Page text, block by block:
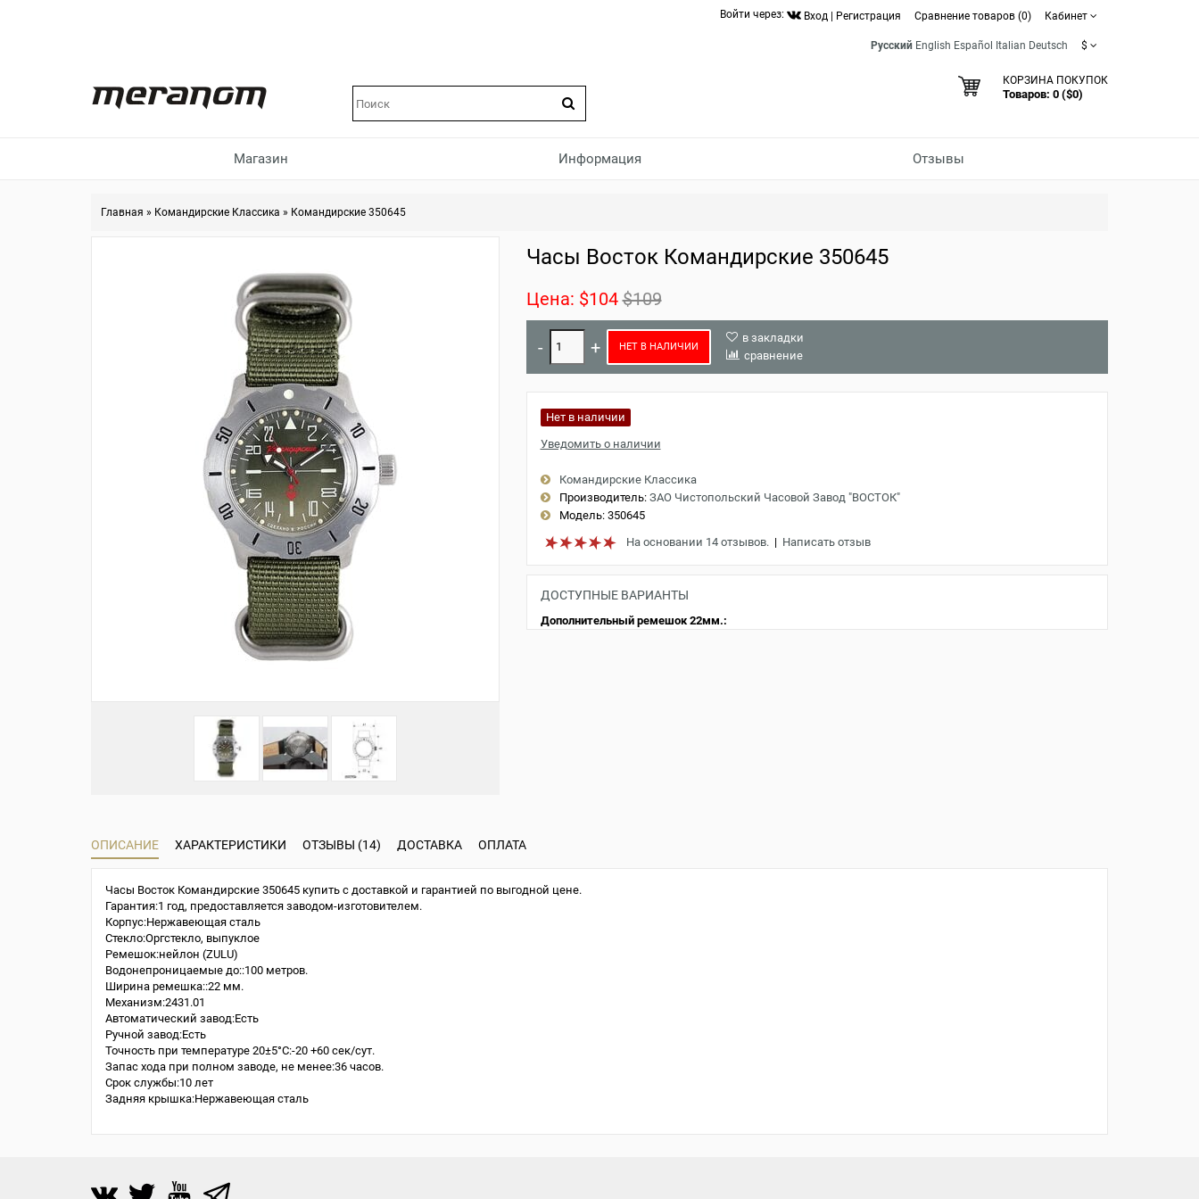
Войти через: Вход Регистрация Сравнение товаров (0) Кабинет
Русский English Español Italian Deutsch $
КОРЗИНА ПОКУПОК
Товаров: 0 ($0)
Магазин Информация Отзывы
Главная » Командирские Классика » Командирские 350645
Часы Восток Командирские 350645
Цена: $104 $109
НЕТ В НАЛИЧИИ
в закладки
сравнение
Нет в наличии
Уведомить о наличии
Командирские Классика
Производитель: ЗАО Чистопольский Часовой Завод "ВОСТОК"
Модель:350645
На основании 14 отзывов.| Написать отзыв
ДОСТУПНЫЕ ВАРИАНТЫ
Дополнительный ремешок 22мм.:
ОПИСАНИЕ ХАРАКТЕРИСТИКИ ОТЗЫВЫ (14) ДОСТАВКА ОПЛАТА
Часы Восток Командирские 350645 купить с доставкой и гарантией по выгодной цене.
Гарантия:1 год, предоставляется заводом-изготовителем.
Корпус:Нержавеющая сталь
Стекло:Оргстекло, выпуклое
Ремешок:нейлон (ZULU)
Водонепроницаемые до::100 метров.
Ширина ремешка::22 мм.
Механизм:2431.01
Автоматический завод:Есть
Ручной завод:Есть
Точность при температуре 20±5°С:-20 +60 сек/сут.
Запас хода при полном заводе, не менее:36 часов.
Срок службы:10 лет
Задняя крышка:Нержавеющая сталь